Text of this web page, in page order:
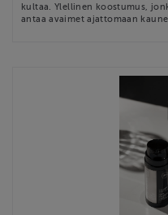
kultaa. Ylellinen koostumus,
antaa avaimet ajattomaan